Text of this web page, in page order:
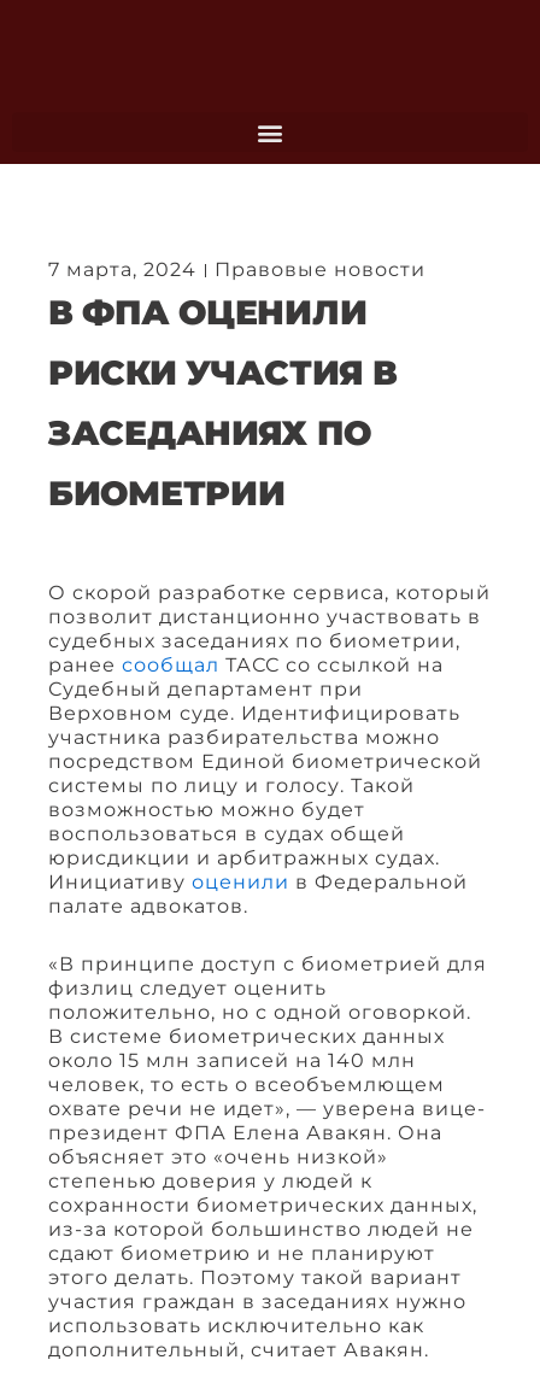
7 марта, 2024 Правовые новости
В ФПА ОЦЕНИЛИ
РИСКИ УЧАСТИЯ В
ЗАСЕДАНИЯХ ПО
БИОМЕТРИИ
О скорой разработке сервиса, который
позволит дистанционно участвовать в
судебных заседаниях по биометрии,
ранее сообщал ТАСС со ссылкой на
Судебный департамент при
Верховном суде. Идентифицировать
участника разбирательства можно
посредством Единой биометрической
системы по лицу и голосу. Такой
возможностью можно будет
воспользоваться в судах общей
юрисдикции и арбитражных судах.
Инициативу оценили в Федеральной
палате адвокатов.
«В принципе доступ с биометрией для
физлиц следует оценить
положительно, но с одной оговоркой.
В системе биометрических данных
около 15 млн записей на 140 млн
человек, то есть о всеобъемлющем
охвате речи не идет», — уверена вице-
президент ФПА Елена Авакян. Она
объясняет это «очень низкой»
степенью доверия у людей к
сохранности биометрических данных,
из-за которой большинство людей не
сдают биометрию и не планируют
этого делать. Поэтому такой вариант
участия граждан в заседаниях нужно
использовать исключительно как
дополнительный, считает Авакян.